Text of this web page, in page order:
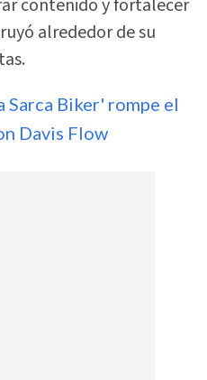
contenido y fortalecer
alrededor de su
Sarca Biker' rompe el
Davis Flow